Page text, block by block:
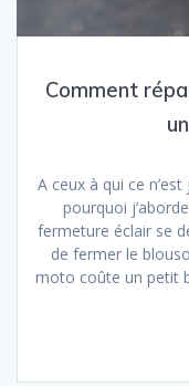
Comment
A ceux à qui ce
pourquoi
fermeture éclair se
de fermer le
moto coûte un petit